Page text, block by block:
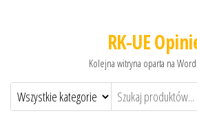
RK-UE
Kolejna witryna oparta na